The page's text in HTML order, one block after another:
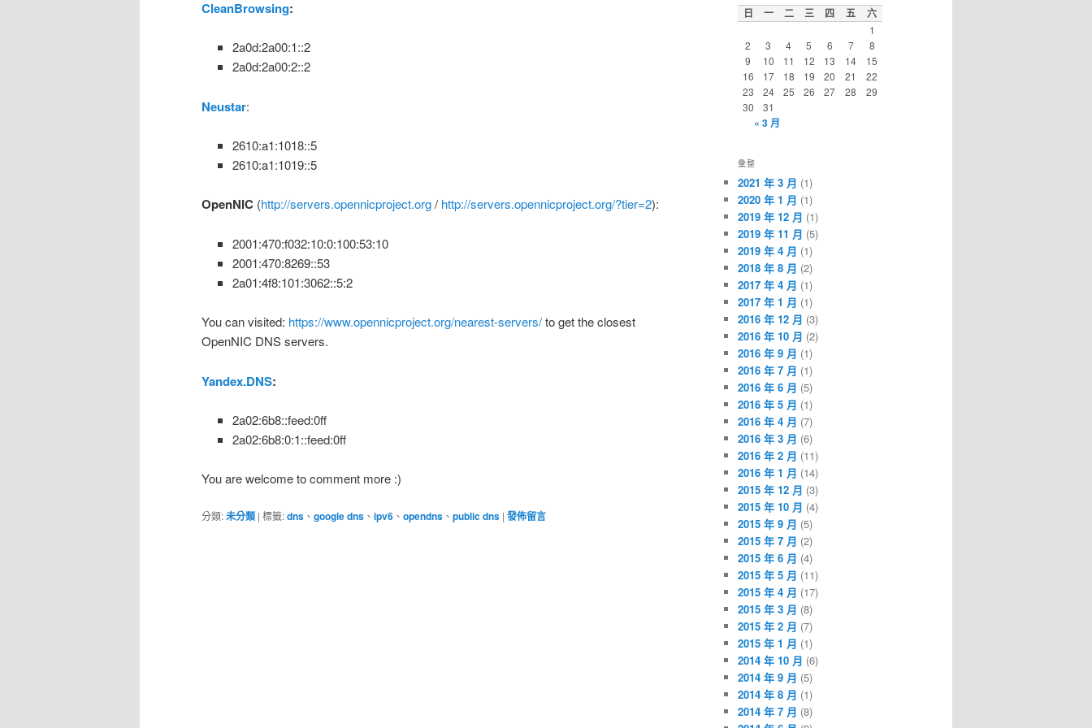
CleanBrowsing:
2a0d:2a00:1::2
2a0d:2a00:2::2
Neustar:
2610:a1:1018::5
2610:a1:1019::5
OpenNIC (http://servers.opennicproject.org/ http://servers.opennicproject.org/?tier=2):
2001:470:f032:10:0:100:53:10
2001:470:8269::53
2a01:4f8:101:3062::5:2
You can visited: https://www.opennicproject.org/nearest-servers/to get the closest
OpenNIC DNS servers.
Yandex.DNS:
2a02:6b8::feed:0ff
2a02:6b8:0:1::feed:0ff
You are welcome to comment more :)
分類:未分類 | 標籤:dns 、 google dns 、 ipv6 、 opendns 、 public dns | 發佈留言
日 一 二 三 四 五 六
1
2
3 4 5 6 7
8
9
10 11 12 13 14
15
16
17 18 19 20 21
22
23
24 25 26 27 28
29
30
31
« 3 月
彙整
2021 年 3 月 (1)
2020 年 1 月 (1)
2019 年 12 月 (1)
2019 年 11 月 (5)
2019 年 4 月 (1)
2018 年 8 月 (2)
2017 年 4 月 (1)
2017 年 1 月 (1)
2016 年 12 月 (3)
2016 年 10 月 (2)
2016 年 9 月 (1)
2016 年 7 月 (1)
2016 年 6 月 (5)
2016 年 5 月 (1)
2016 年 4 月 (7)
2016 年 3 月 (6)
2016 年 2 月 (11)
2016 年 1 月 (14)
2015 年 12 月 (3)
2015 年 10 月 (4)
2015 年 9 月 (5)
2015 年 7 月 (2)
2015 年 6 月 (4)
2015 年 5 月 (11)
2015 年 4 月 (17)
2015 年 3 月 (8)
2015 年 2 月 (7)
2015 年 1 月 (1)
2014 年 10 月 (6)
2014 年 9 月 (5)
2014 年 8 月 (1)
2014 年 7 月 (8)